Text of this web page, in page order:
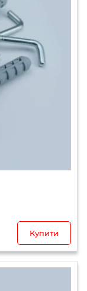
Купити